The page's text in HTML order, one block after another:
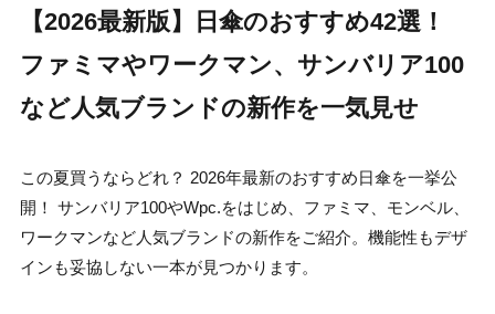
【2026最新版】日傘のおすすめ42選！
ファミマやワークマン、サンバリア100
など人気ブランドの新作を一気見せ
この夏買うならどれ？ 2026年最新のおすすめ日傘を一挙公
開！ サンバリア100やWpc.をはじめ、ファミマ、モンベル、
ワークマンなど人気ブランドの新作をご紹介。機能性もデザ
インも妥協しない一本が見つかります。